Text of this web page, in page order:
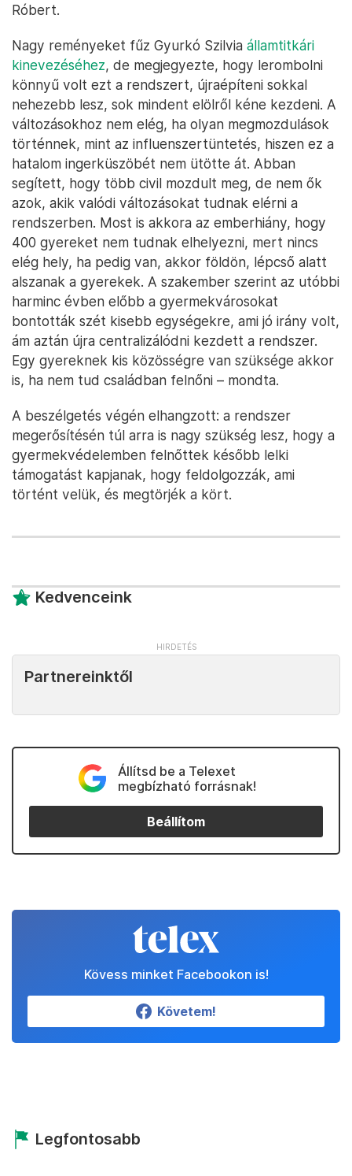
Róbert.
Nagy reményeket fűz Gyurkó Szilvia államtitkári
kinevezéséhez, de megjegyezte, hogy lerombolni
könnyű volt ezt a rendszert, újraépíteni sokkal
nehezebb lesz, sok mindent elölről kéne kezdeni. A
változásokhoz nem elég, ha olyan megmozdulások
történnek, mint az influenszertüntetés, hiszen ez a
hatalom ingerküszöbét nem ütötte át. Abban
segített, hogy több civil mozdult meg, de nem ők
azok, akik valódi változásokat tudnak elérni a
rendszerben. Most is akkora az emberhiány, hogy
400 gyereket nem tudnak elhelyezni, mert nincs
elég hely, ha pedig van, akkor földön, lépcső alatt
alszanak a gyerekek. A szakember szerint az utóbbi
harminc évben előbb a gyermekvárosokat
bontották szét kisebb egységekre, ami jó irány volt,
ám aztán újra centralizálódni kezdett a rendszer.
Egy gyereknek kis közösségre van szüksége akkor
is, ha nem tud családban felnőni – mondta.
A beszélgetés végén elhangzott: a rendszer
megerősítésén túl arra is nagy szükség lesz, hogy a
gyermekvédelemben felnőttek később lelki
támogatást kapjanak, hogy feldolgozzák, ami
történt velük, és megtörjék a kört.
Kedvenceink
Partnereinktől
Állítsd be a Telexet
megbízható forrásnak!
Beállítom
Kövess minket Facebookon is!
Követem!
Legfontosabb